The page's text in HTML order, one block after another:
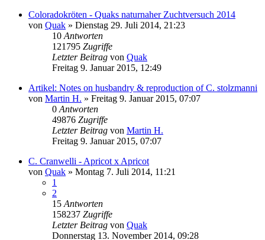
Coloradokröten - Quaks naturnaher Zuchtversuch 2014
von Quak » Dienstag 29. Juli 2014, 21:23
10 Antworten
121795 Zugriffe
Letzter Beitrag von Quak
Freitag 9. Januar 2015, 12:49
Artikel: Notes on husbandry & reproduction of C. stolzmanni
von Martin H. » Freitag 9. Januar 2015, 07:07
0 Antworten
49876 Zugriffe
Letzter Beitrag von Martin H.
Freitag 9. Januar 2015, 07:07
C. Cranwelli - Apricot x Apricot
von Quak » Montag 7. Juli 2014, 11:21
1
2
15 Antworten
158237 Zugriffe
Letzter Beitrag von Quak
Donnerstag 13. November 2014, 09:28